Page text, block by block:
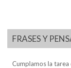
FRASES Y
Cumplamos la